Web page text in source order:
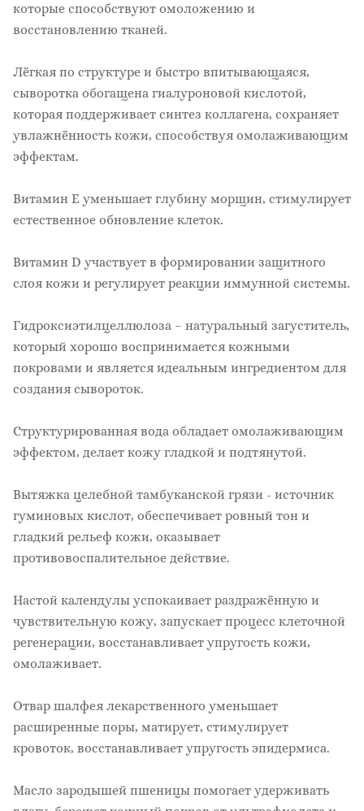
которые способствуют омоложению и
восстановлению тканей.
Лёгкая по структуре и быстро впитывающаяся,
сыворотка обогащена гиалуроновой кислотой,
которая поддерживает синтез коллагена, сохраняет
увлажнённость кожи, способствуя омолаживающим
эффектам.
Витамин Е уменьшает глубину морщин, стимулирует
естественное обновление клеток.
Витамин D участвует в формировании защитного
слоя кожи и регулирует реакции иммунной системы.
Гидроксиэтилцеллюлоза – натуральный загуститель,
который хорошо воспринимается кожными
покровами и является идеальным ингредиентом для
создания сывороток.
Структурированная вода обладает омолаживающим
эффектом, делает кожу гладкой и подтянутой.
Вытяжка целебной тамбуканской грязи - источник
гуминовых кислот, обеспечивает ровный тон и
гладкий рельеф кожи, оказывает
противовоспалительное действие.
Настой календулы успокаивает раздражённую и
чувствительную кожу, запускает процесс клеточной
регенерации, восстанавливает упругость кожи,
омолаживает.
Отвар шалфея лекарственного уменьшает
расширенные поры, матирует, стимулирует
кровоток, восстанавливает упругость эпидермиса.
Масло зародышей пшеницы помогает удерживать